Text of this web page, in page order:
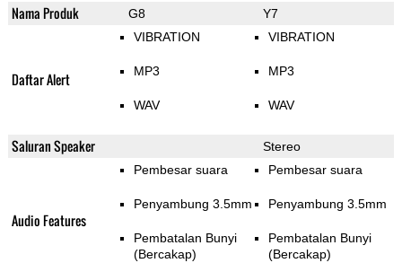
Nama Produk G8 Y7
Daftar Alert
VIBRATION
MP3
WAV
VIBRATION
MP3
WAV
Saluran Speaker Stereo
Audio Features
Pembesar suara
Penyambung 3.5mm
Pembatalan Bunyi
(Bercakap)
Pembesar suara
Penyambung 3.5mm
Pembatalan Bunyi
(Bercakap)